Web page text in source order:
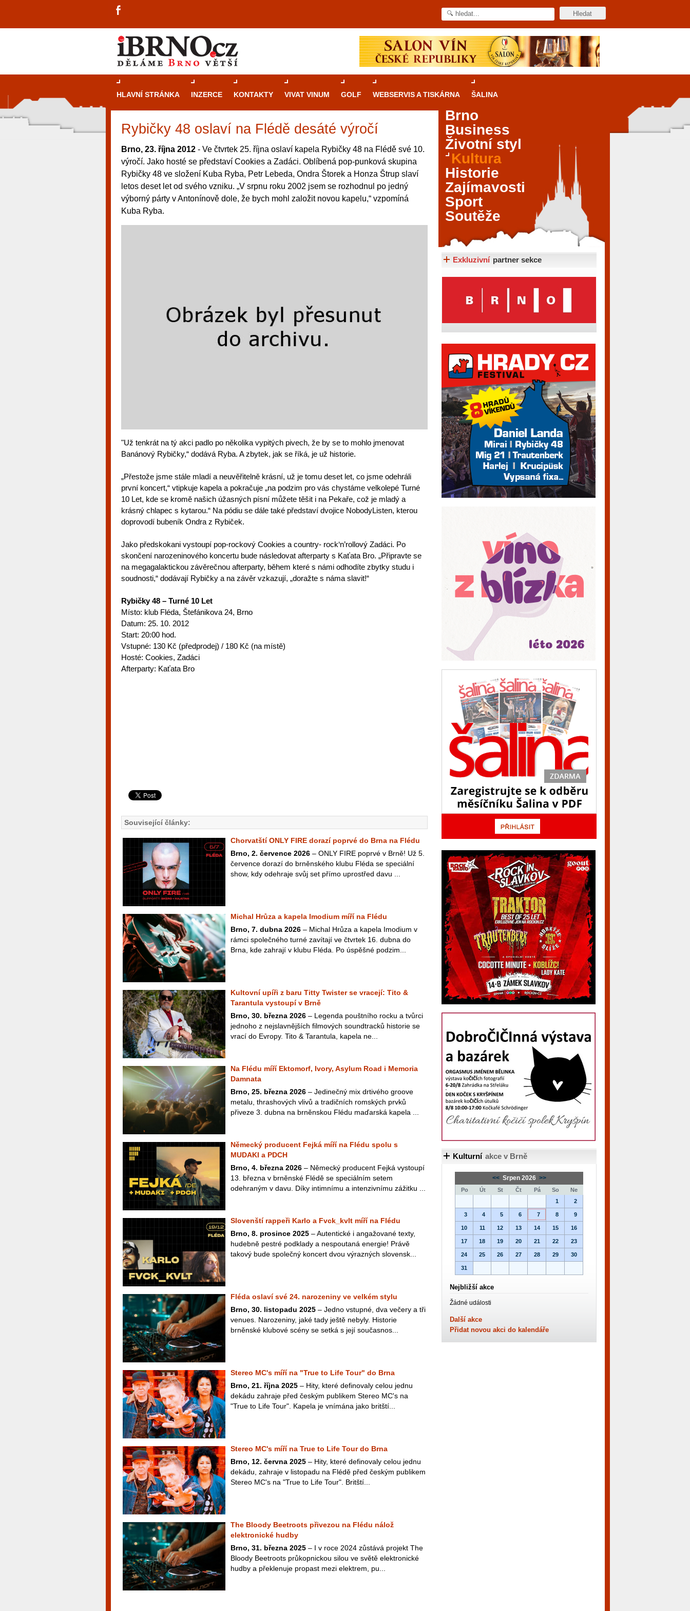
HLAVNÍ STRÁNKA INZERCE KONTAKTY VIVAT VINUM GOLF WEBSERVIS A TISKÁRNA ŠALINA
Rybičky 48 oslaví na Flédě desáté výročí
Brno, 23. října 2012 - Ve čtvrtek 25. října oslaví kapela Rybičky 48 na Flédě své 10.
výročí. Jako hosté se představí Cookies a Zadáci. Oblíbená pop-punková skupina
Rybičky 48 ve složení Kuba Ryba, Petr Lebeda, Ondra Štorek a Honza Štrup slaví
letos deset let od svého vzniku. „V srpnu roku 2002 jsem se rozhodnul po jedný
výborný párty v Antonínově dole, že bych mohl založit novou kapelu,“ vzpomíná
Kuba Ryba.
"Už tenkrát na tý akci padlo po několika vypitých pivech, že by se to mohlo jmenovat
Banánový Rybičky,“ dodává Ryba. A zbytek, jak se říká, je už historie.
„Přestože jsme stále mladí a neuvěřitelně krásní, už je tomu deset let, co jsme odehráli
první koncert,“ vtipkuje kapela a pokračuje „na podzim pro vás chystáme velkolepé Turné
10 Let, kde se kromě našich úžasných písní můžete těšit i na Pekaře, což je mladý a
krásný chlapec s kytarou.“ Na pódiu se dále také představí dvojice NobodyListen, kterou
doprovodí bubeník Ondra z Rybiček.
Jako předskokani vystoupí pop-rockový Cookies a country- rock‘n’rollový Zadáci. Po
skončení narozeninového koncertu bude následovat afterparty s Kaťata Bro. „Připravte se
na megagalaktickou závěrečnou afterparty, během které s námi odhodíte zbytky studu i
soudnosti,“ dodávají Rybičky a na závěr vzkazují, „doražte s náma slavit!“
Rybičky 48 – Turné 10 Let
Místo: klub Fléda, Štefánikova 24, Brno
Datum: 25. 10. 2012
Start: 20:00 hod.
Vstupné: 130 Kč (předprodej) / 180 Kč (na místě)
Hosté: Cookies, Zadáci
Afterparty: Kaťata Bro
Související články:
Chorvatští ONLY FIRE dorazí poprvé do Brna na Flédu
Brno, 2. července 2026 – ONLY FIRE poprvé v Brně! Už 5.
července dorazí do brněnského klubu Fléda se speciální
show, kdy odehraje svůj set přímo uprostřed davu ...
Michal Hrůza a kapela Imodium míří na Flédu
Brno, 7. dubna 2026 – Michal Hrůza a kapela Imodium v
rámci společného turné zavítají ve čtvrtek 16. dubna do
Brna, kde zahrají v klubu Fléda. Po úspěšné podzim...
Kultovní upíři z baru Titty Twister se vracejí: Tito &
Tarantula vystoupí v Brně
Brno, 30. března 2026 – Legenda pouštního rocku a tvůrci
jednoho z nejslavnějších filmových soundtracků historie se
vrací do Evropy. Tito & Tarantula, kapela ne...
Na Flédu míří Ektomorf, Ivory, Asylum Road i Memoria
Damnata
Brno, 25. března 2026 – Jedinečný mix drtivého groove
metalu, thrashových vlivů a tradičních romských prvků
přiveze 3. dubna na brněnskou Flédu maďarská kapela ...
Německý producent Fejká míří na Flédu spolu s
MUDAKI a PDCH
Brno, 4. března 2026 – Německý producent Fejká vystoupí
13. března v brněnské Flédě se speciálním setem
odehraným v davu. Díky intimnímu a intenzivnímu zážitku ...
Slovenští rappeři Karlo a Fvck_kvlt míří na Flédu
Brno, 8. prosince 2025 – Autentické i angažované texty,
hudebně pestré podklady a nespoutaná energie! Právě
takový bude společný koncert dvou výrazných slovensk...
Fléda oslaví své 24. narozeniny ve velkém stylu
Brno, 30. listopadu 2025 – Jedno vstupné, dva večery a tři
venues. Narozeniny, jaké tady ještě nebyly. Historie
brněnské klubové scény se setká s její současnos...
Stereo MC's míří na "True to Life Tour" do Brna
Brno, 21. října 2025 – Hity, které definovaly celou jednu
dekádu zahraje před českým publikem Stereo MC's na
"True to Life Tour". Kapela je vnímána jako britští...
Stereo MC's míří na True to Life Tour do Brna
Brno, 12. června 2025 – Hity, které definovaly celou jednu
dekádu, zahraje v listopadu na Flédě před českým publikem
Stereo MC's na "True to Life Tour". Britští...
The Bloody Beetroots přivezou na Flédu nálož
elektronické hudby
Brno, 31. března 2025 – I v roce 2024 zůstává projekt The
Bloody Beetroots průkopnickou silou ve světě elektronické
hudby a překlenuje propast mezi elektrem, pu...
Průvodcekasinovými hrami v Brně: Od
rulety po video automaty
Brno je městem známým pro zajímavé památky, skvělé
restaurace, divadla a univerzity. Mimo jiné je ale také
místem, kde si můžete legálně a bezpečně vyzkoušet
různé kasinové hry. V neustále kvetoucí moravské
návštěvníky, tak pro příležitostné hráče. V...
Brno
Business
Životní styl
Kultura
Historie
Zajímavosti
Sport
Soutěže
Exkluzivní partner sekce
Kulturní akce v Brně
<< Srpen 2026 >>
Po Út St Čt Pá So
Ne
1
2
3 4 5 6 7 8 9
10 11 12 13 14 15 16
17 18 19 20 21 22 23
24 25 26 27 28 29 30
31
Nejbližší akce
Žádné události
Další akce
Přidat novou akci do kalendáře